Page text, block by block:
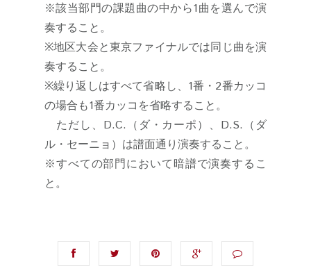
※該当部門の課題曲の中から1曲を選んで演
奏すること。
※地区大会と東京ファイナルでは同じ曲を演
奏すること。
※繰り返しはすべて省略し、1番・2番カッコ
の場合も1番カッコを省略すること。
ただし、D.C.（ダ・カーポ）、D.S.（ダ
ル・セーニョ）は譜面通り演奏すること。
※すべての部門において暗譜で演奏するこ
と。